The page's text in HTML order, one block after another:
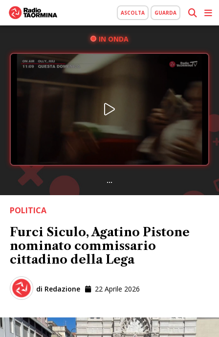
ASCOLTA GUARDA
IN ONDA
...
POLITICA
Furci Siculo, Agatino Pistone
nominato commissario
cittadino della Lega
di Redazione 22 Aprile 2026